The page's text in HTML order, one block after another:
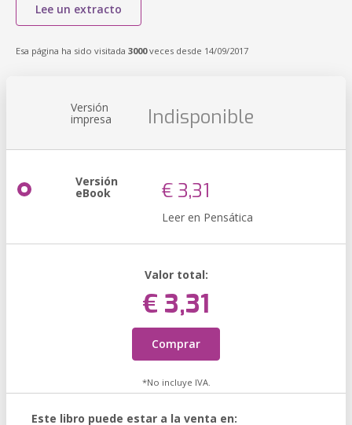
Lee un extracto
Esa página ha sido visitada 3000veces desde 14/09/2017
Versión
impresa Indisponible
Versión
eBook € 3,31
Leer en Pensática
Valor total:
€ 3,31
Comprar
*No incluye IVA.
Este libro puede estar a la venta en: